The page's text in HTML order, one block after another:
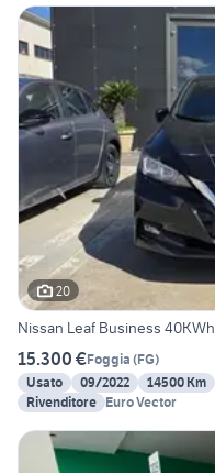
20
Nissan Leaf Business 40KWh
15.300 €Foggia (FG)
Usato
09/2022 14500 Km
Rivenditore Euro Vector